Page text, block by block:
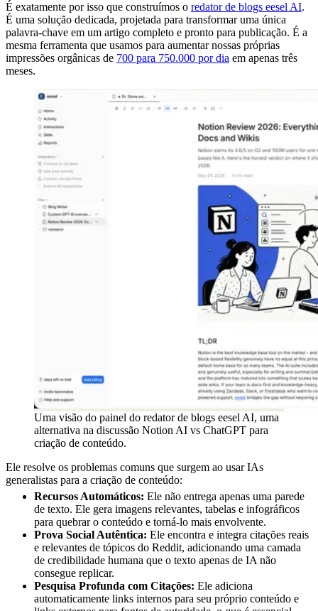
É exatamente por isso que construímos o redator de blogs eesel AI.
É uma solução dedicada, projetada para transformar uma única
palavra-chave em um artigo completo e pronto para publicação. É a
mesma ferramenta que usamos para aumentar nossas próprias
impressões orgânicas de 700 para 750.000 por dia em apenas três
meses.
Uma visão do painel do redator de blogs eesel AI, uma
alternativa na discussão Notion AI vs ChatGPT para
criação de conteúdo.
Ele resolve os problemas comuns que surgem ao usar IAs
generalistas para a criação de conteúdo:
Recursos Automáticos: Ele não entrega apenas uma parede
de texto. Ele gera imagens relevantes, tabelas e infográficos
para quebrar o conteúdo e torná-lo mais envolvente.
Prova Social Autêntica: Ele encontra e integra citações reais
e relevantes de tópicos do Reddit, adicionando uma camada
de credibilidade humana que o texto apenas de IA não
consegue replicar.
Pesquisa Profunda com Citações: Ele adiciona
automaticamente links internos para seu próprio conteúdo e